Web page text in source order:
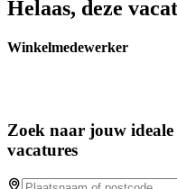
Helaas, deze
Winkelmedewerker
Zoek naar jouw
vacatures